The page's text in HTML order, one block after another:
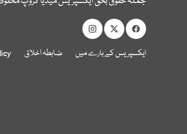
ایکسپریس کے بارے میں ضابطہ اخلاق